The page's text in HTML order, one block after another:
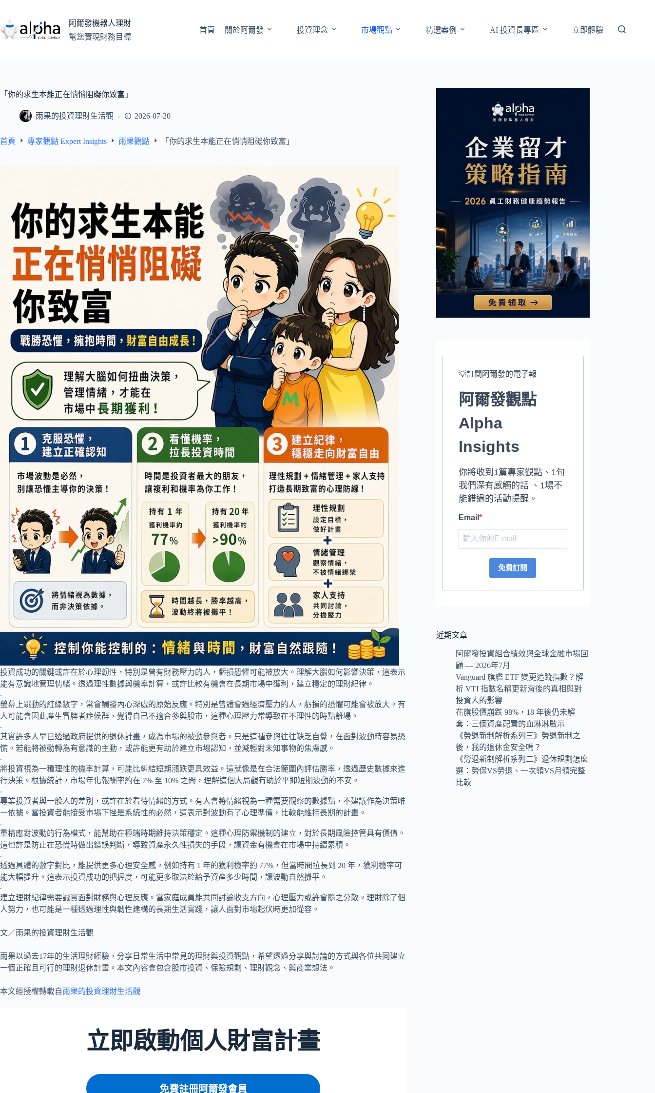
主
要
阿爾發機器人理財
幫您實現財務目標
首頁 關於阿爾發 投資理念 市場觀點 精選案例 AI 投資長專區 立即體驗
「你的求生本能正在悄悄阻礙你致富」
雨果的投資理財生活觀 2026-07-20
首頁 專家觀點 Expert Insights 雨果觀點 「你的求生本能正在悄悄阻礙你致富」
投資成功的關鍵或許在於心理韌性，特別是曾有財務壓力的人，虧損恐懼可能被放大。理解大腦如何影響決策，這表示
能有意識地管理情緒。透過理性數據與機率計算，或許比較有機會在長期市場中獲利，建立穩定的理財紀律。
.
螢幕上跳動的紅綠數字，常會觸發內心深處的原始反應。特別是曾體會過經濟壓力的人，虧損的恐懼可能會被放大。有
人可能會因此產生冒牌者症候群，覺得自己不適合參與股市，這種心理壓力常導致在不理性的時點離場。
.
其實許多人早已透過政府提供的退休計畫，成為市場的被動參與者。只是這種參與往往缺乏自覺，在面對波動時容易恐
慌。若能將被動轉為有意識的主動，或許能更有助於建立市場認知，並減輕對未知事物的焦慮感。
.
將投資視為一種理性的機率計算，可能比糾結短期漲跌更具效益。這就像是在合法範圍內評估勝率，透過歷史數據來進
行決策。根據統計，市場年化報酬率約在 7% 至 10% 之間，理解這個大局觀有助於平抑短期波動的不安。
.
專業投資者與一般人的差別，或許在於看待情緒的方式。有人會將情緒視為一種需要觀察的數據點，不建議作為決策唯
一依據。當投資者能接受市場下挫是系統性的必然，這表示對波動有了心理準備，比較能維持長期的計畫。
.
重構應對波動的行為模式，能幫助在極端時期維持決策穩定。這種心理防禦機制的建立，對於長期風險控管具有價值。
這也許是防止在恐慌時做出錯誤判斷，導致資產永久性損失的手段，讓資金有機會在市場中持續累積。
.
透過具體的數字對比，能提供更多心理安全感。例如持有 1 年的獲利機率約 77%，但當時間拉長到 20 年，獲利機率可
能大幅提升。這表示投資成功的把握度，可能更多取決於給予資產多少時間，讓波動自然攤平。
.
建立理財紀律需要誠實面對財務與心理反應。當家庭成員能共同討論收支方向，心理壓力或許會隨之分散。理財除了個
人努力，也可能是一種透過理性與韌性建構的長期生活實踐，讓人面對市場起伏時更加從容。
文／雨果的投資理財生活觀
雨果以過去17年的生活理財經驗，分享日常生活中常見的理財與投資觀點，希望透過分享與討論的方式與各位共同建立
一個正確且可行的理財退休計畫。本文內容會包含股市投資、保險規劃、理財觀念、與商業想法。
本文經授權轉載自雨果的投資理財生活觀
立即啟動個人財富計畫
免費註冊阿爾發會員
💡訂閱阿爾發的電子報
阿爾發觀點
Alpha
Insights
你將收到1篇專家觀點、1句
我們深有感觸的話 、1場不
能錯過的活動提醒。
Email
免費訂閱
近期文章
阿爾發投資組合績效與全球金融市場回
顧 — 2026年7月
Vanguard 旗艦 ETF 變更追蹤指數？解
析 VTI 指數名稱更新背後的真相與對
投資人的影響
花旗股價崩跌 98%，18 年後仍未解
套：三個資產配置的血淋淋啟示
《勞退新制解析系列三》勞退新制之
後，我的退休金安全嗎？
《勞退新制解析系列二》退休規劃怎麼
選：勞保VS勞退、一次領VS月領完整
比較